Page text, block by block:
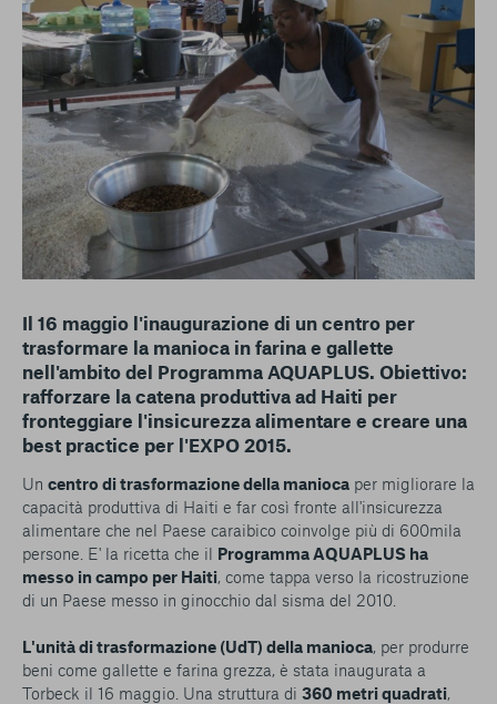
conto del fatto che il blocco di alcuni cookie può
condizionare l’esperienza sulla Piattaforma e il suo
funzionamento. Premendo “Conferma le mie scelte”, la
selezione relativa ai cookie effettuata verrà salvata. Se non è
stata selezionata alcuna opzione, premere questo pulsante
equivarrà a rifiutare tutti i cookie. Per ulteriori informazioni, è
possibile consultare la nostra
Ulteriori informazioni
Cookie strettamente necessari
Cookie di analisi
Cookies di marketing
Il 16 maggio l'inaugurazione di un centro per
trasformare la manioca in farina e gallette
nell'ambito del Programma AQUAPLUS. Obiettivo:
rafforzare la catena produttiva ad Haiti per
fronteggiare l'insicurezza alimentare e creare una
best practice per l'EXPO 2015.
Un centro di trasformazione della manioca per migliorare la
capacità produttiva di Haiti e far così fronte all'insicurezza
alimentare che nel Paese caraibico coinvolge più di 600mila
persone. E' la ricetta che il Programma AQUAPLUS ha
messo in campo per Haiti, come tappa verso la ricostruzione
di un Paese messo in ginocchio dal sisma del 2010.
L'unità di trasformazione (UdT) della manioca, per produrre
beni come gallette e farina grezza, è stata inaugurata a
Torbeck il 16 maggio. Una struttura di 360 metri quadrati,